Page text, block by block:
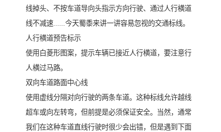
线掉头、不按车道导向头指示方向行驶、通过人行横道
线不减速......今天蜀黍来讲一讲容易忽视的交通标线。
人行横道预告标示
使用白菱形图案，提示车辆已接近人行横道，要注意行
人横过马路。
双向车道路面中心线
使用虚线分隔对向行驶的两条车道。这种标线允许越线
超车或向左转弯，但前提是必须保证安全。当然，通常
我们在这种车道直线行驶时很少会出错，但是遇到下面